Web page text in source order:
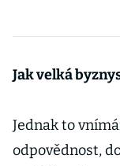
Jak velká
Jednak to
odpovědnost,